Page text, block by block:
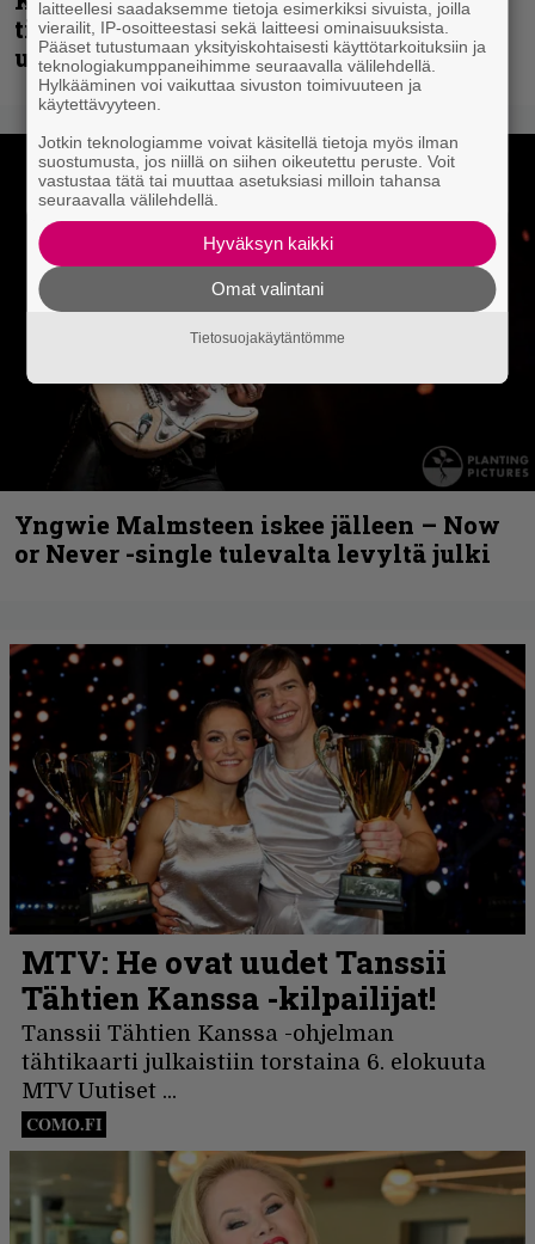
tiedottaa uudesta levystä, julkaisi myös
uuden maistiaisen
Yngwie Malmsteen iskee jälleen – Now
or Never -single tulevalta levyltä julki
laitteellesi saadaksemme tietoja esimerkiksi sivuista, joilla
vierailit, IP-osoitteestasi sekä laitteesi ominaisuuksista.
Pääset tutustumaan yksityiskohtaisesti käyttötarkoituksiin ja
teknologiakumppaneihimme seuraavalla välilehdellä.
Hylkääminen voi vaikuttaa sivuston toimivuuteen ja
käytettävyyteen.
Jotkin teknologiamme voivat käsitellä tietoja myös ilman
suostumusta, jos niillä on siihen oikeutettu peruste. Voit
vastustaa tätä tai muuttaa asetuksiasi milloin tahansa
seuraavalla välilehdellä.
Hyväksyn kaikki
Omat valintani
Tietosuojakäytäntömme